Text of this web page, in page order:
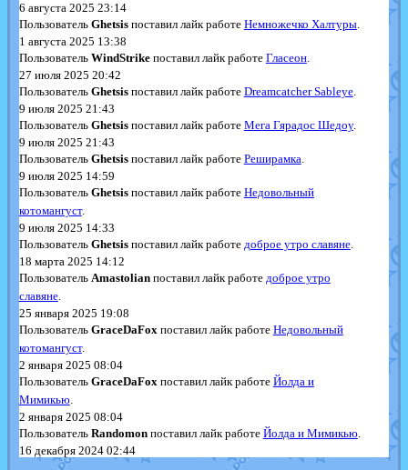
6 августа 2025 23:14
Пользователь Ghetsisпоставил лайк работе Немножечко Халтуры.
1 августа 2025 13:38
Пользователь WindStrikeпоставил лайк работе Гласеон.
27 июля 2025 20:42
Пользователь Ghetsisпоставил лайк работе Dreamcatcher Sableye.
9 июля 2025 21:43
Пользователь Ghetsisпоставил лайк работе Мега Гярадос Шедоу.
9 июля 2025 21:43
Пользователь Ghetsisпоставил лайк работе Реширамка.
9 июля 2025 14:59
Пользователь Ghetsisпоставил лайк работе Недовольный
котомангуст.
9 июля 2025 14:33
Пользователь Ghetsisпоставил лайк работе доброе утро славяне.
18 марта 2025 14:12
Пользователь Amastolianпоставил лайк работе доброе утро
славяне.
25 января 2025 19:08
Пользователь GraceDaFoxпоставил лайк работе Недовольный
котомангуст.
2 января 2025 08:04
Пользователь GraceDaFoxпоставил лайк работе Йолда и
Мимикью.
2 января 2025 08:04
Пользователь Randomonпоставил лайк работе Йолда и Мимикью.
16 декабря 2024 02:44